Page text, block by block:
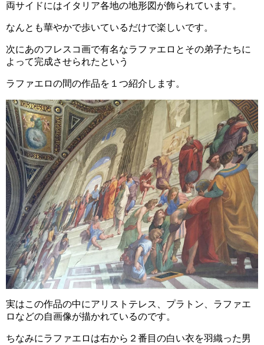
両サイドにはイタリア各地の地形図が飾られています。
なんとも華やかで歩いているだけで楽しいです。
次にあのフレスコ画で有名なラファエロとその弟子たちに
よって完成させられたという
ラファエロの間の作品を１つ紹介します。
実はこの作品の中にアリストテレス、プラトン、ラファエ
ロなどの自画像が描かれているのです。
ちなみにラファエロは右から２番目の白い衣を羽織った男